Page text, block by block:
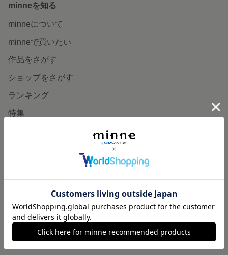
minneを知る
minneについて
minneで買いたい
作品をさがす
ショップをさがす
ランキング
特集
ヴィンテージ販売
ダウンロード販売
minne PLUS
minne LAB